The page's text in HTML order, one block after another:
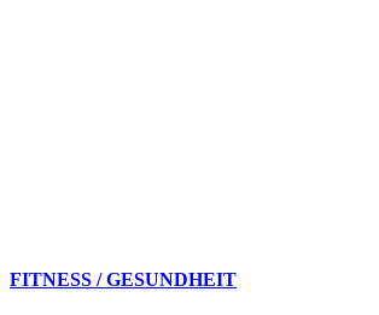
FITNESS / GESUNDHEIT